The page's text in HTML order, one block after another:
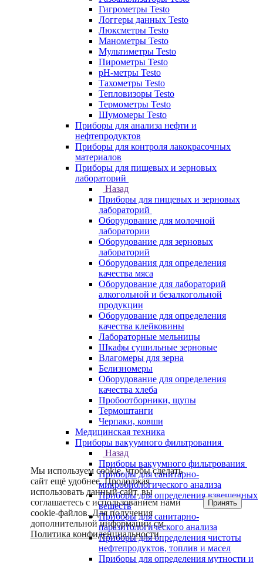
Гигрометры Testo
Логгеры данных Testo
Люксметры Testo
Манометры Testo
Мультиметры Testo
Пирометры Testo
pH-метры Testo
Тахометры Testo
Тепловизоры Testo
Термометры Testo
Шумомеры Testo
Приборы для анализа нефти и
нефтепродуктов
Приборы для контроля лакокрасочных
материалов
Приборы для пищевых и зерновых
лабораторий
Назад
Приборы для пищевых и зерновых
лабораторий
Оборудование для молочной
лаборатории
Оборудование для зерновых
лабораторий
Оборудования для определения
качества мяса
Оборудование для лабораторий
алкогольной и безалкогольной
продукции
Оборудование для определения
качества клейковины
Лабораторные мельницы
Шкафы сушильные зерновые
Влагомеры для зерна
Белизномеры
Оборудование для определения
качества хлеба
Пробоотборники, щупы
Термоштанги
Черпаки, ковши
Медицинская техника
Приборы вакуумного фильтрования
Назад
Приборы вакуумного фильтрования
Приборы для санитарно-
микробиологического анализа
Приборы для определения взвешенных
веществ
Приборы для санитарно-
паразитологического анализа
Приборы для определения чистоты
нефтепродуктов, топлив и масел
Приборы для определения мутности и
Мы используем cookie, чтобы сделать
сайт ещё удобнее. Продолжая
использовать данный сайт, вы
соглашаетесь с использованием нами
cookie-файлов. Для получения
дополнительной информации см.
Политика конфиденциальности.
Принять